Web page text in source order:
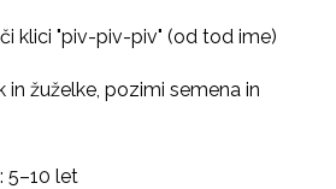
klici "piv-piv-piv" (od tod ime)
in žuželke, pozimi semena in
5–10 let